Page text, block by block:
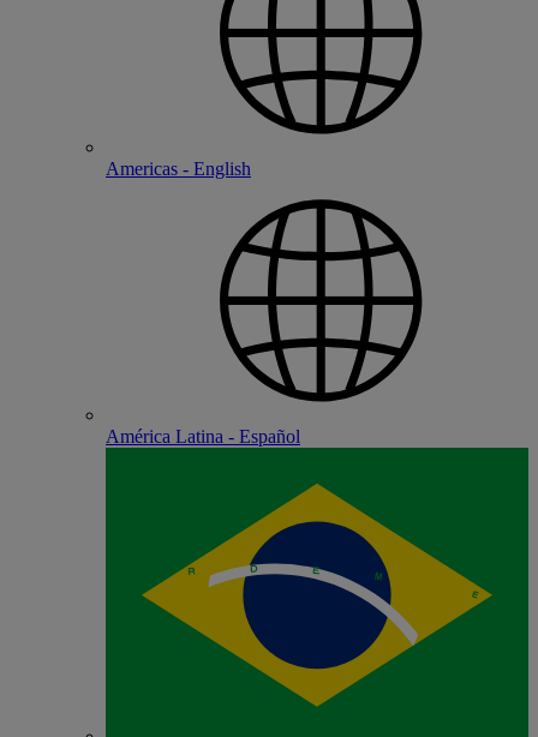
Americas - English
América Latina - Español